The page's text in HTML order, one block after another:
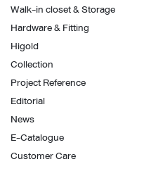
Walk-in closet & Storage
Hardware & Fitting
Higold
Collection
Project Reference
Editorial
News
E-Catalogue
Customer Care